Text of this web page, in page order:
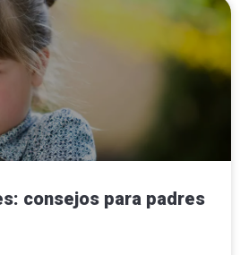
consejos para padres